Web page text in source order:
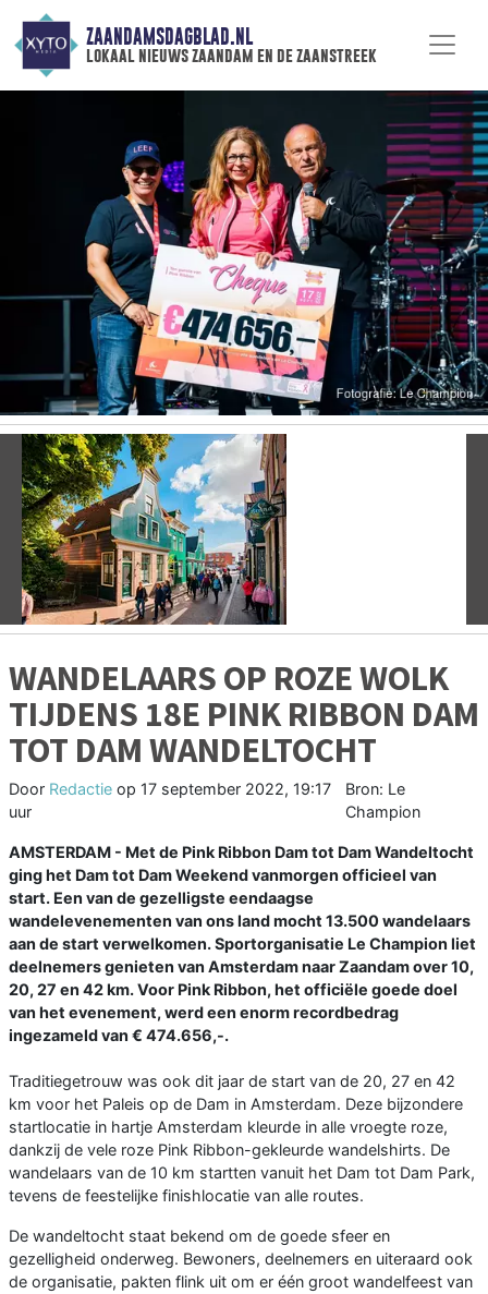
ZAANDAMSDAGBLAD.NL
lokaal nieuws zaandam en de zaanstreek
Vorige
WANDELAARS OP ROZE WOLK
TIJDENS 18E PINK RIBBON DAM
TOT DAM WANDELTOCHT
Door Redactie op 17 september 2022, 19:17
uur
Bron: Le
Champion
AMSTERDAM - Met de Pink Ribbon Dam tot Dam Wandeltocht
ging het Dam tot Dam Weekend vanmorgen officieel van
start. Een van de gezelligste eendaagse
wandelevenementen van ons land mocht 13.500 wandelaars
aan de start verwelkomen. Sportorganisatie Le Champion liet
deelnemers genieten van Amsterdam naar Zaandam over 10,
20, 27 en 42 km. Voor Pink Ribbon, het officiële goede doel
van het evenement, werd een enorm recordbedrag
ingezameld van € 474.656,-.
Traditiegetrouw was ook dit jaar de start van de 20, 27 en 42
km voor het Paleis op de Dam in Amsterdam. Deze bijzondere
startlocatie in hartje Amsterdam kleurde in alle vroegte roze,
dankzij de vele roze Pink Ribbon-gekleurde wandelshirts. De
wandelaars van de 10 km startten vanuit het Dam tot Dam Park,
tevens de feestelijke finishlocatie van alle routes.
De wandeltocht staat bekend om de goede sfeer en
gezelligheid onderweg. Bewoners, deelnemers en uiteraard ook
de organisatie, pakten flink uit om er één groot wandelfeest van